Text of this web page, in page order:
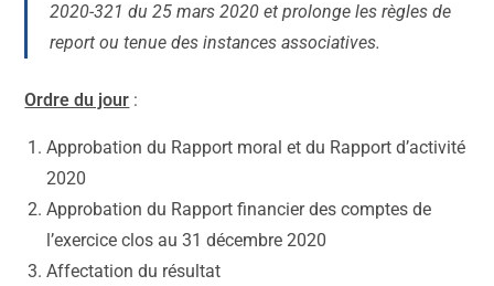
2020-321 du 25 mars 2020 et prolonge les règles de
report ou tenue des instances associatives.
Ordre du jour :
Approbation du Rapport moral et du Rapport d’activité
2020
Approbation du Rapport financier des comptes de
l’exercice clos au 31 décembre 2020
Affectation du résultat